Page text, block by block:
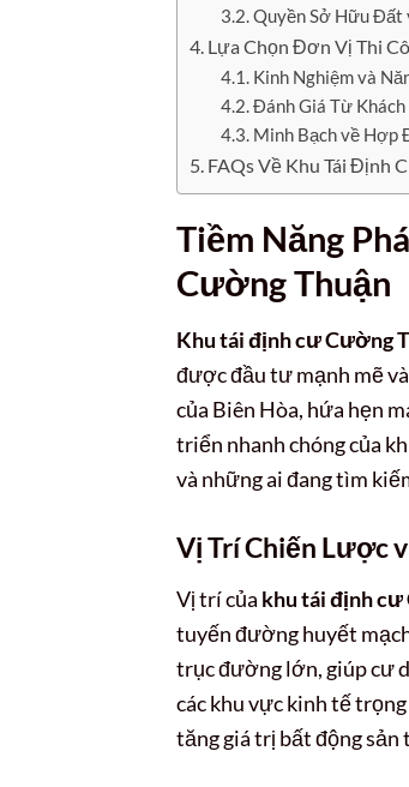
Quyền Sở Hữu Đất
Lựa Chọn Đơn Vị Thi
Kinh Nghiệm và
Đánh Giá Từ
Minh Bạch về Hợp
FAQs Về Khu Tái Định
Tiềm Năng
Cường Thuận
Khu tái định cư Cường
được đầu tư mạnh mẽ
của Biên Hòa, hứa hẹn
triển nhanh chóng của
và những ai đang tìm
Vị Trí Chiến Lược
Vị trí của khu tái định
tuyến đường huyết
trục đường lớn, giúp cư
các khu vực kinh tế
tăng giá trị bất động